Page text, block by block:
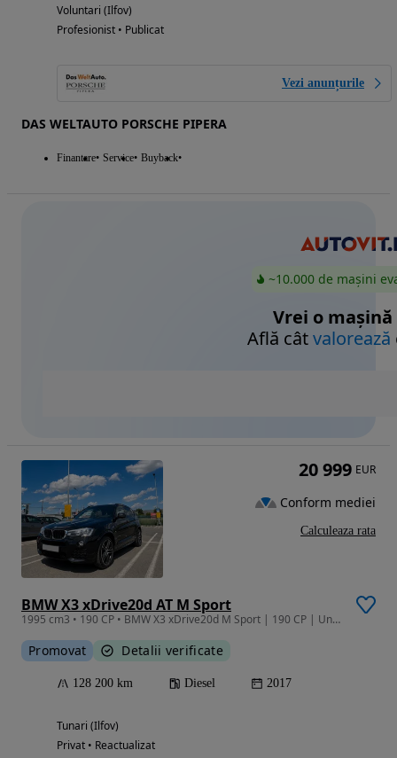
Voluntari (Ilfov)
Profesionist • Publicat
Vezi anunțurile
DAS WELTAUTO PORSCHE PIPERA
Finantare Service Buyback
~10.000 de mașini
Vrei o mașină
Află câtvalorează
BMW X3 xDrive20d AT M Sport
1995 cm3 • 190 CP • BMW X3 xDrive20d M Sport | 190 CP | Unic proprietar | KM 128.200
Promovat Detalii verificate
128 200 km Diesel 2017
Tunari (Ilfov)
Privat • Reactualizat
20 999 EUR
Conform mediei
Calculeaza rata